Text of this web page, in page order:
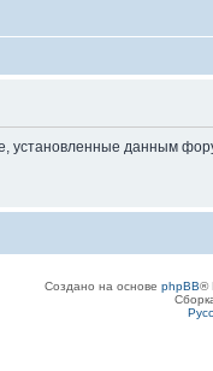
установленные данным
Создано на основе phpBB®